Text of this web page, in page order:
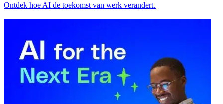
Ontdek hoe AI de toekomst van werk verandert.​​